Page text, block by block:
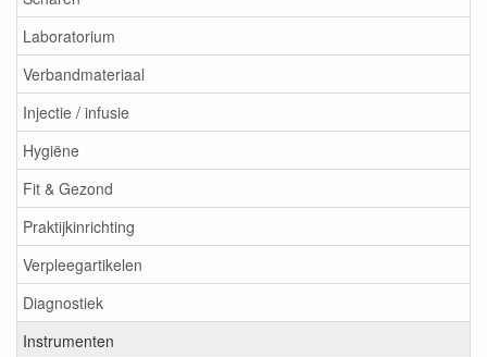
Laboratorium
Verbandmateriaal
Injectie / infusie
Hygiëne
Fit & Gezond
Praktijkinrichting
Verpleegartikelen
Diagnostiek
Instrumenten